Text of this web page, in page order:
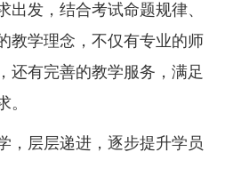
出发，结合考试命题规律、
教学理念，不仅有专业的师
还有完善的教学服务，满足
。
层层递进，逐步提升学员